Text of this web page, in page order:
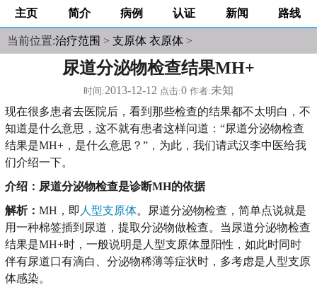
主页 简介 病例 认证 新闻 路线
当前位置:治疗范围 > 支原体 衣原体 >
尿道分泌物检查结果MH+
时间:2013-12-12 点击:0 作者:未知
现在很多患者去医院后，看到那些检查的结果都不太明白，不
知道是什么意思，这不就有患者这样问道：“尿道分泌物检查
结果是MH+，是什么意思？”，为此，我们请武汉李中医给我
们介绍一下。
介绍：尿道分泌物检查是诊断MH的依据
解析： MH，即 人型支原体。尿道分泌物检查，简单点说就是
用一种棉签插到尿道，提取分泌物做检查。当尿道分泌物检查
结果是MH+时，一般说明是人型支原体显阳性，如此时同时
伴有尿道口有滴白、分泌物稀薄等症状时，多考虑是人型支原
体感染。